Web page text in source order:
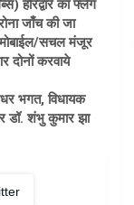
हरिद्वार का फ्लैग
जाँच की जा
मोबाईल/सचल मंजूर
करवाये
भगत, विधायक
डॉ. शंभु कुमार झा